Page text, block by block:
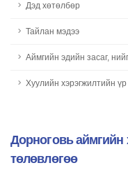
Дэд хөтөлбөр
Тайлан мэдээ
Аймгийн эдийн засаг,
Хуулийн хэрэгжилтийн
Дорноговь
төлөвлөгөө